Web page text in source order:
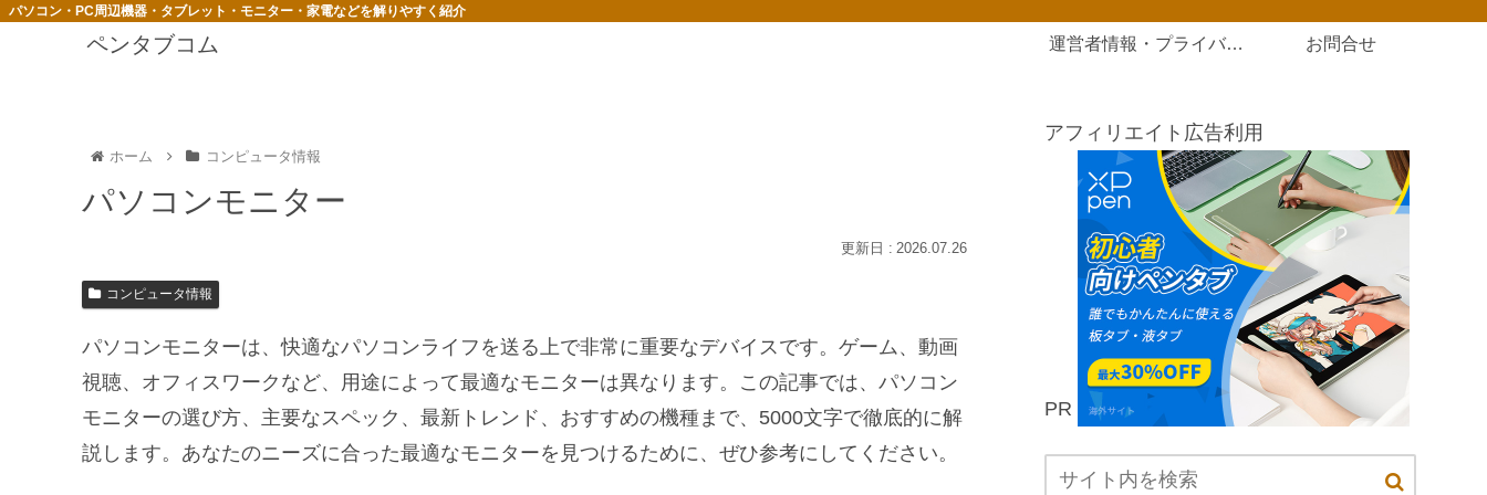
パソコン・PC周辺機器・タブレット・モニター・家電などを解りやすく紹介
ペンタブコム 運営者情報・プライバシーポリシー お問合せ
ホーム コンピュータ情報
パソコンモニター
2026.07.26
コンピュータ情報
パソコンモニターは、快適なパソコンライフを送る上で非常に重要なデバイスです。ゲーム、動画
視聴、オフィスワークなど、用途によって最適なモニターは異なります。この記事では、パソコン
モニターの選び方、主要なスペック、最新トレンド、おすすめの機種まで、5000文字で徹底的に解
説します。あなたのニーズに合った最適なモニターを見つけるために、ぜひ参考にしてください。
アフィリエイト広告利用
PR